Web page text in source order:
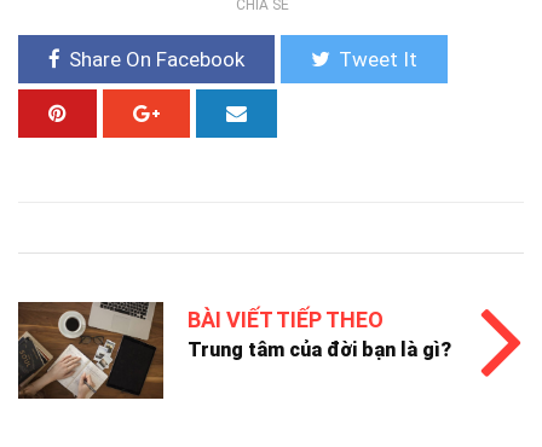
CHIA SẺ
Share On Facebook Tweet It
BÀI VIẾT TIẾP THEO
Trung tâm của đời bạn là gì?